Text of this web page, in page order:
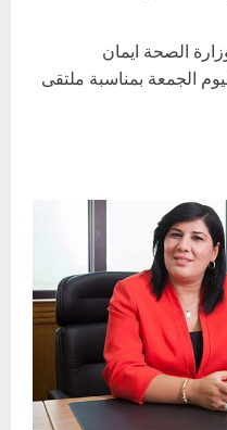
الصحة ايمان
الجمعة بمناسبة ملتقى